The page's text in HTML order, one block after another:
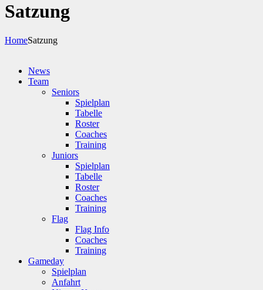
Satzung
HomeSatzung
News
Team
Seniors
Spielplan
Tabelle
Roster
Coaches
Training
Juniors
Spielplan
Tabelle
Roster
Coaches
Training
Flag
Flag Info
Coaches
Training
Gameday
Spielplan
Anfahrt